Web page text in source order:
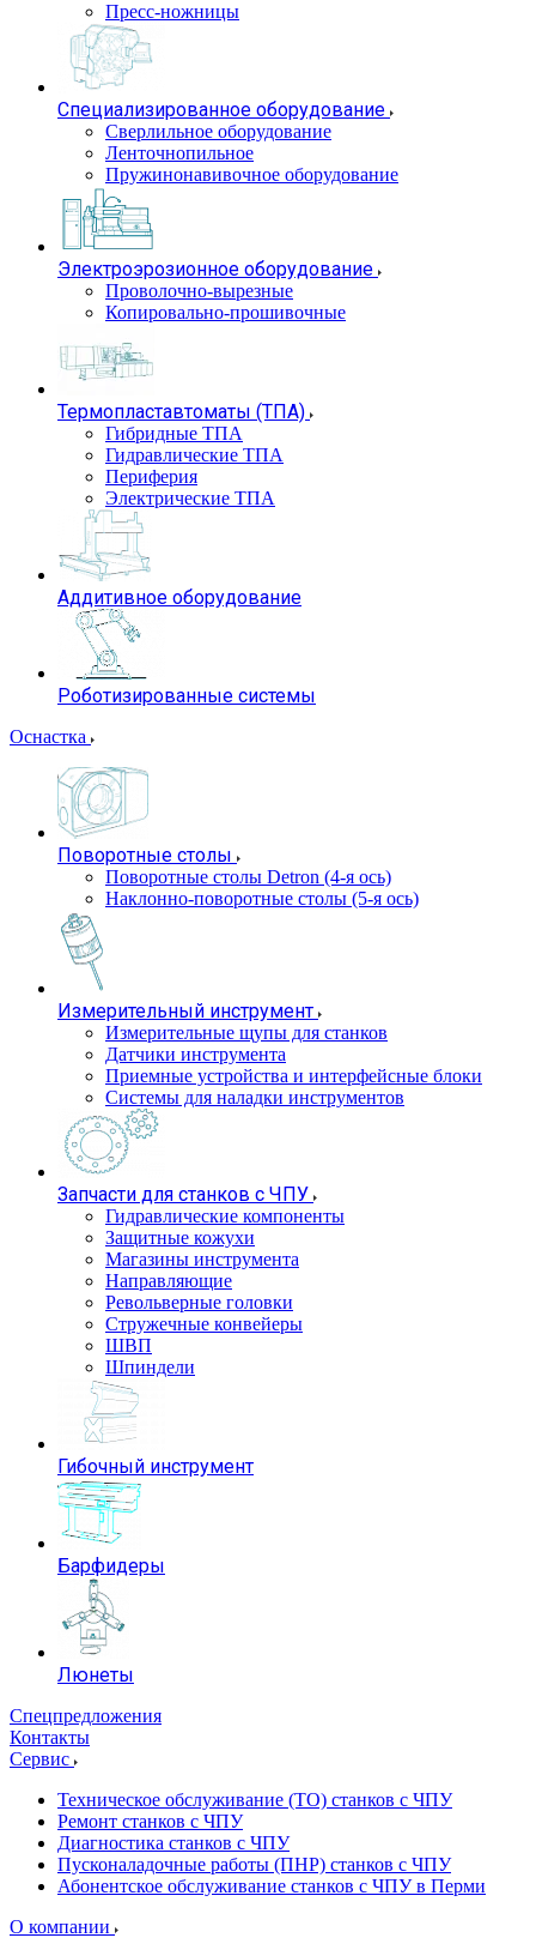
Пресс-ножницы
Специализированное оборудование
Сверлильное оборудование
Ленточнопильное
Пружинонавивочное оборудование
Электроэрозионное оборудование
Проволочно-вырезные
Копировально-прошивочные
Термопластавтоматы (ТПА)
Гибридные ТПА
Гидравлические ТПА
Периферия
Электрические ТПА
Аддитивное оборудование
Роботизированные системы
Оснастка
Поворотные столы
Поворотные столы Detron (4-я ось)
Наклонно-поворотные столы (5-я ось)
Измерительный инструмент
Измерительные щупы для станков
Датчики инструмента
Приемные устройства и интерфейсные блоки
Системы для наладки инструментов
Запчасти для станков с ЧПУ
Гидравлические компоненты
Защитные кожухи
Магазины инструмента
Направляющие
Револьверные головки
Стружечные конвейеры
ШВП
Шпиндели
Гибочный инструмент
Барфидеры
Люнеты
Спецпредложения
Контакты
Сервис
Техническое обслуживание (ТО) станков с ЧПУ
Ремонт станков с ЧПУ
Диагностика станков с ЧПУ
Пусконаладочные работы (ПНР) станков с ЧПУ
Абонентское обслуживание станков с ЧПУ в Перми
О компании